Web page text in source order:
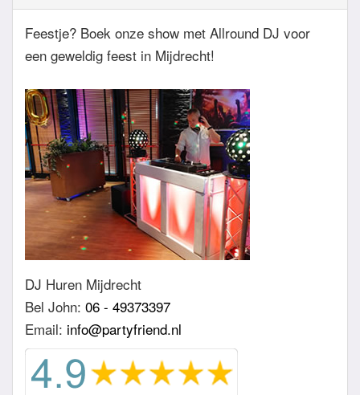
Feestje? Boek onze show met Allround DJ voor
een geweldig feest in Mijdrecht!
DJ Huren Mijdrecht
Bel John: 06 - 49373397
Email: info@partyfriend.nl